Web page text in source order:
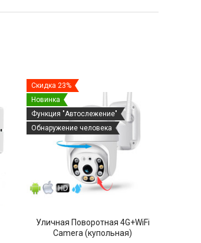
Скидка 23%
Новинка
Функция "Автослежение"
Обнаружение человека
Уличная Поворотная 4G+WiFi
Camera (купольная)